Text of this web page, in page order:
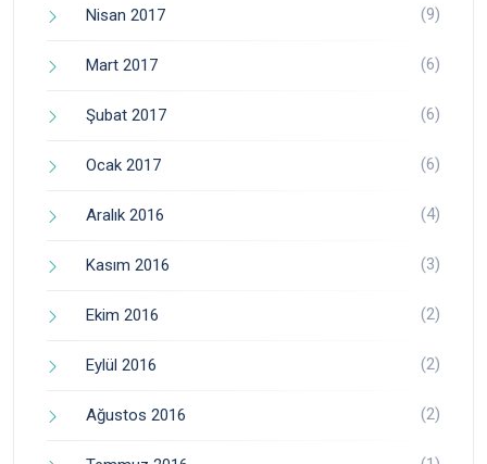
Nisan 2017 (9)
Mart 2017 (6)
Şubat 2017 (6)
Ocak 2017 (6)
Aralık 2016 (4)
Kasım 2016 (3)
Ekim 2016 (2)
Eylül 2016 (2)
Ağustos 2016 (2)